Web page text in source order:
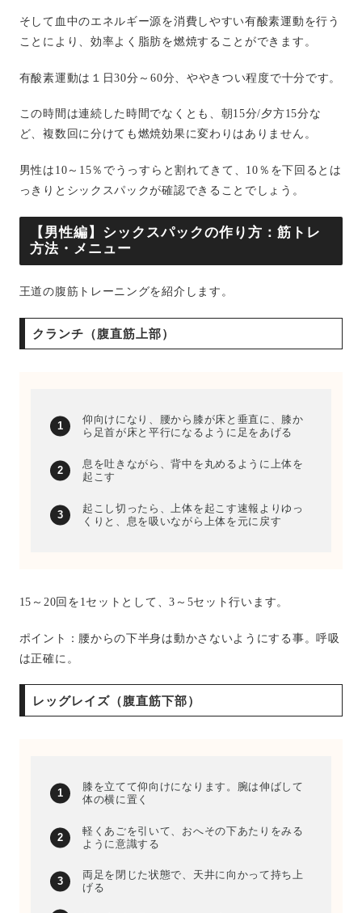
そして血中のエネルギー源を消費しやすい有酸素運動を行う
ことにより、効率よく脂肪を燃焼することができます。
有酸素運動は１日30分～60分、ややきつい程度で十分です。
この時間は連続した時間でなくとも、朝15分/夕方15分な
ど、複数回に分けても燃焼効果に変わりはありません。
男性は10～15％でうっすらと割れてきて、10％を下回るとは
っきりとシックスパックが確認できることでしょう。
【男性編】シックスパックの作り方：筋トレ
方法・メニュー
王道の腹筋トレーニングを紹介します。
クランチ（腹直筋上部）
仰向けになり、腰から膝が床と垂直に、膝か
ら足首が床と平行になるように足をあげる
息を吐きながら、背中を丸めるように上体を
起こす
起こし切ったら、上体を起こす速報よりゆっ
くりと、息を吸いながら上体を元に戻す
15～20回を1セットとして、3～5セット行います。
ポイント：腰からの下半身は動かさないようにする事。呼吸
は正確に。
レッグレイズ（腹直筋下部）
膝を立てて仰向けになります。腕は伸ばして
体の横に置く
軽くあごを引いて、おへその下あたりをみる
ように意識する
両足を閉じた状態で、天井に向かって持ち上
げる